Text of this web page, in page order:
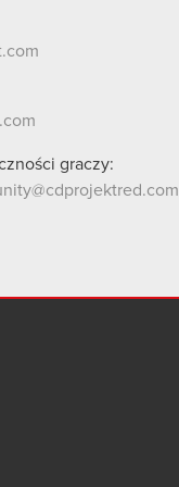
graczy: